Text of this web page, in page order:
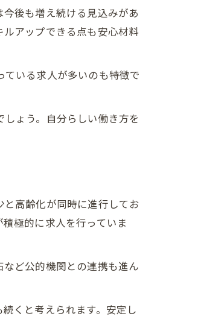
後も増え続ける見込みがあ
アップできる点も安心材料
いる求人が多いのも特徴で
ょう。自分らしい働き方を
高齢化が同時に進行してお
極的に求人を行っていま
ど公的機関との連携も進ん
くと考えられます。安定し